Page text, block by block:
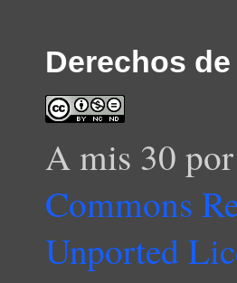
Derechos
A mis 30
Commons
Unported